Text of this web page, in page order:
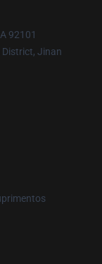
92101
District, Jinan